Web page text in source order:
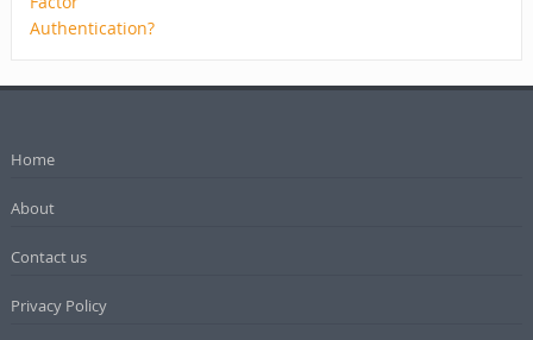
Home
About
Contact us
Privacy Policy